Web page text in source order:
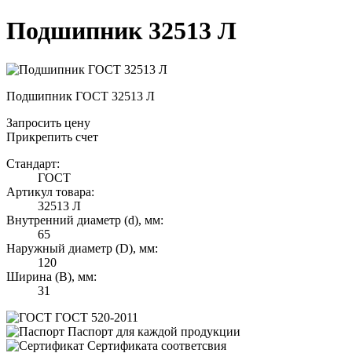
Подшипник 32513 Л
Подшипник ГОСТ 32513 Л
Запросить цену
Прикрепить счет
Стандарт:
ГОСТ
Артикул товара:
32513 Л
Внутренний диаметр (d), мм:
65
Наружный диаметр (D), мм:
120
Ширина (B), мм:
31
ГОСТ 520-2011
Паспорт для каждой продукции
Сертификата соответсвия